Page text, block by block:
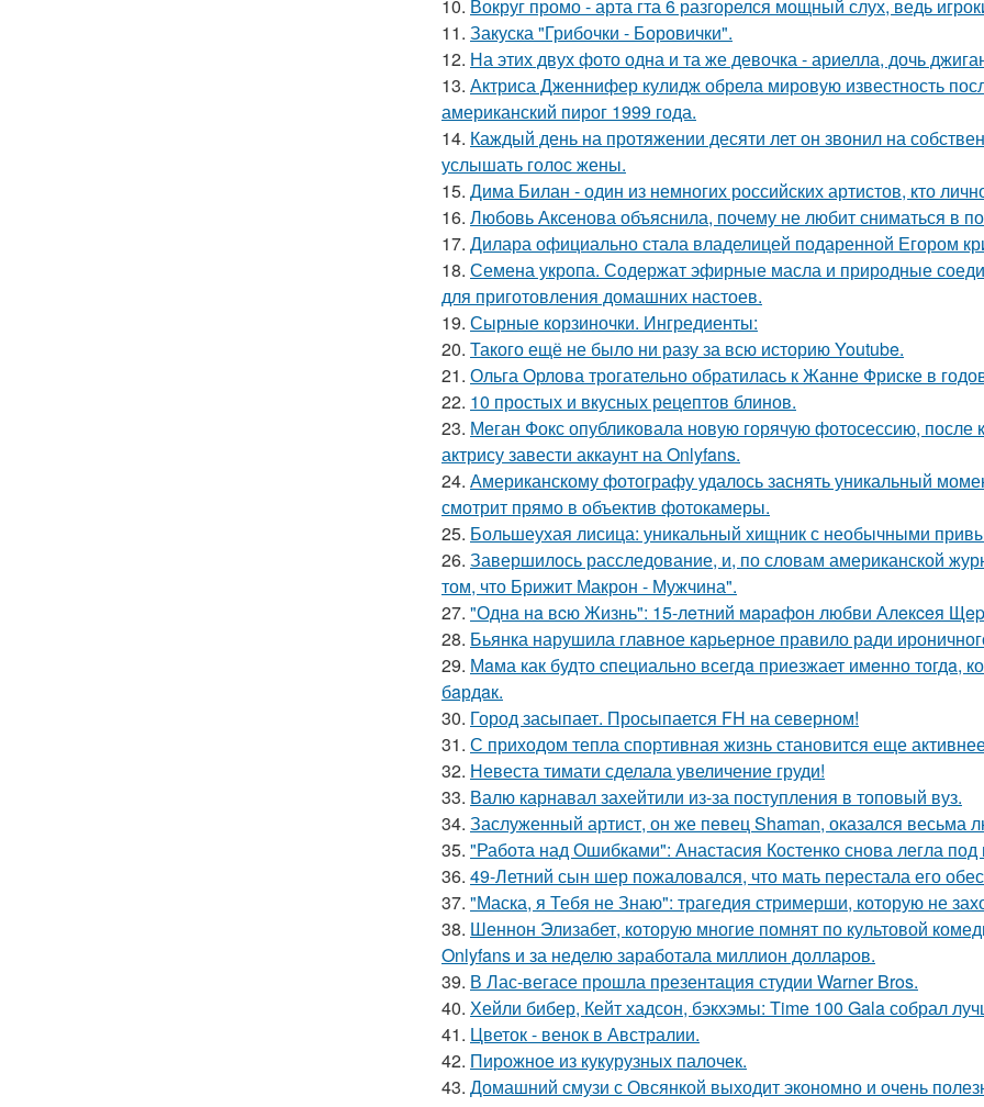
10. Вокруг промо - арта гта 6 разгорелся мощный слух, ведь
11. Закуска "Грибочки - Боровички".
12. На этих двух фото одна и та же девочка - ариелла, дочь
13. Актриса Дженнифер кулидж обрела мировую известность
американский пирог 1999 года.
14. Каждый день на протяжении десяти лет он звонил на
услышать голос жены.
15. Дима Билан - один из немногих российских артистов, кто
16. Любовь Аксенова объяснила, почему не любит сниматься в
17. Дилара официально стала владелицей подаренной Егором
18. Семена укропа. Содержат эфирные масла и природные
для приготовления домашних настоев.
19. Сырные корзиночки. Ингредиенты:
20. Такого ещё не было ни разу за всю историю Youtube.
21. Ольга Орлова трогательно обратилась к Жанне Фриске в
22. 10 простых и вкусных рецептов блинов.
23. Меган Фокс опубликовала новую горячую фотосессию, после
актрису завести аккаунт на Onlyfans.
24. Американскому фотографу удалось заснять уникальный
смотрит прямо в объектив фотокамеры.
25. Большеухая лисица: уникальный хищник с необычными
26. Завершилось расследование, и, по словам американской
том, что Брижит Макрон - Мужчина".
27. "Однa нa вcю Жизнь": 15-лeтний мapaфoн любви Алeкceя
28. Бьянка нарушила главное карьерное правило ради
29. Мaма как будто cпециально всегдa приезжает имeнно тогдa,
бaрдaк.
30. Город засыпает. Просыпается FH на северном!
31. С приходом тепла спортивная жизнь становится еще
32. Невеста тимати сделала увеличение груди!
33. Валю карнавал захейтили из-за поступления в топовый вуз.
34. Заслуженный артист, он же певец Shaman, оказался весьма
35. "Работа над Ошибками": Анастасия Костенко снова легла под
36. 49-Летний сын шер пожаловался, что мать перестала его
37. "Маска, я Тебя не Знаю": трагедия стримерши, которую не
38. Шеннон Элизабет, которую многие помнят по культовой
Onlyfans и за неделю заработала миллион долларов.
39. В Лас-вегасе прошла презентация студии Warner Bros.
40. Хейли бибер, Кейт хадсон, бэкхэмы: Time 100 Gala собрал
41. Цветок - венок в Австралии.
42. Пирожное из кукурузных палочек.
43. Домашний смузи с Овсянкой выходит экономно и очень